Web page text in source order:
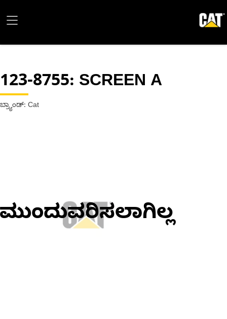
123-8755: SCREEN A
ಬ್ರ್ಯಾಂಡ್: Cat
ಮುಂದುವರಿಸಲಾಗಿಲ್ಲ